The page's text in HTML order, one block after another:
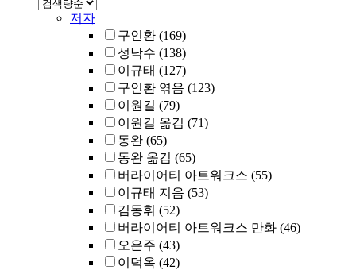
저자
구인환 (169)
성낙수 (138)
이규태 (127)
구인환 엮음 (123)
이원길 (79)
이원길 옮김 (71)
동완 (65)
동완 옮김 (65)
버라이어티 아트워크스 (55)
이규태 지음 (53)
김동휘 (52)
버라이어티 아트워크스 만화 (46)
오은주 (43)
이덕옥 (42)